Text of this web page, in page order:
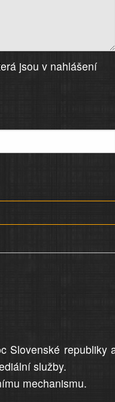
jsou v nahlášení
Slovenské republiky
služby.
mechanismu.